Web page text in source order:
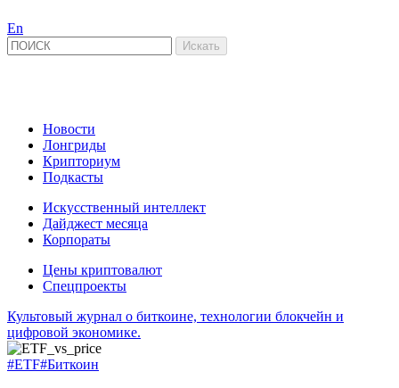
En
Новости
Лонгриды
Крипториум
Подкасты
Искусственный интеллект
Дайджест месяца
Корпораты
Цены криптовалют
Спецпроекты
Культовый журнал о биткоине, технологии блокчейн и
цифровой экономике.
#ETF#Биткоин